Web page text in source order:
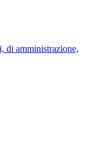
di amministrazione,